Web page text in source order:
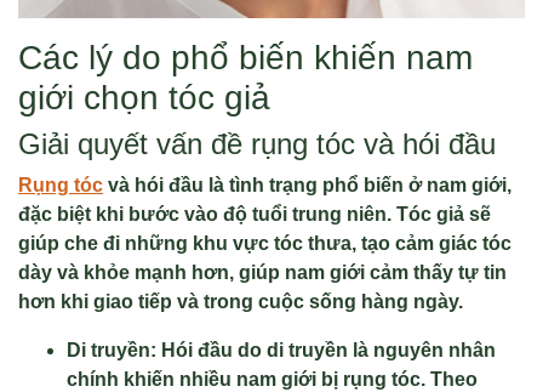
Các lý do phổ biến khiến nam
giới chọn tóc giả
Giải quyết vấn đề rụng tóc và hói đầu
Rụng tóc và hói đầu là tình trạng phổ biến ở nam giới,
đặc biệt khi bước vào độ tuổi trung niên. Tóc giả sẽ
giúp che đi những khu vực tóc thưa, tạo cảm giác tóc
dày và khỏe mạnh hơn, giúp nam giới cảm thấy tự tin
hơn khi giao tiếp và trong cuộc sống hàng ngày.
Di truyền: Hói đầu do di truyền là nguyên nhân
chính khiến nhiều nam giới bị rụng tóc. Theo